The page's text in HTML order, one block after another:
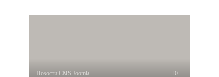
Новости CMS Joomla 0